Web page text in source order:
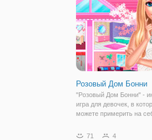
Розовый Дом Бонни
"Розовый Дом Бонни" -
игра для девочек, в
можете примерить на
Бонни - молодая и
71 4